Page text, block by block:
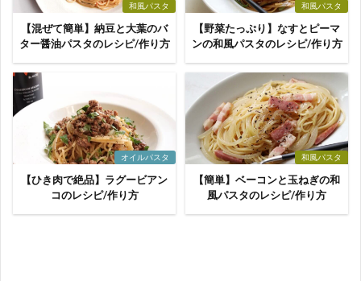
和風パスタ
【混ぜて簡単】納豆と大葉のバ
ター醤油パスタのレシピ/作り方
和風パスタ
【野菜たっぷり】なすとピーマ
ンの和風パスタのレシピ/作り方
オイルパスタ
【ひき肉で絶品】ラグービアン
コのレシピ/作り方
和風パスタ
【簡単】ベーコンと玉ねぎの和
風パスタのレシピ/作り方